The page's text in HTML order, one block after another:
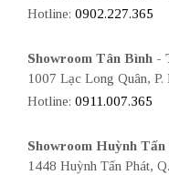
Hotline: 0902.227.365
Showroom Tân Bình -
1007 Lạc Long Quân,
Hotline: 0911.007.365
Showroom Huỳnh
1448 Huỳnh Tấn Phát,